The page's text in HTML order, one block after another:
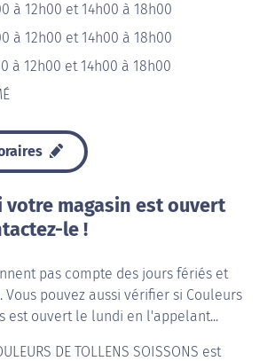
à 12h00 et 14h00 à 18h00
à 12h00 et 14h00 à 18h00
à 12h00 et 14h00 à 18h00
votre magasin est ouvert
le !
pas compte des jours fériés et
Vous pouvez aussi vérifier si Couleurs
est ouvert le lundi en l'appelant...
DE TOLLENS SOISSONS est